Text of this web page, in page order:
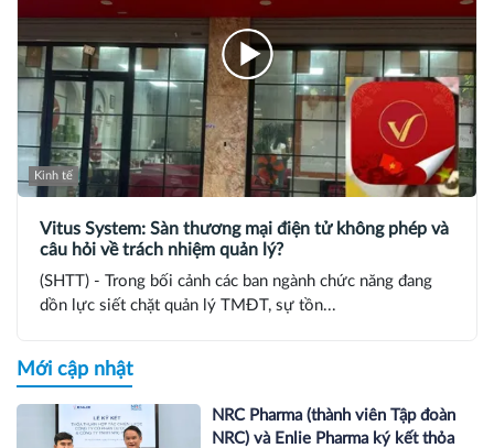
Kinh tế
Vitus System: Sàn thương mại điện tử không phép và
câu hỏi về trách nhiệm quản lý?
(SHTT) - Trong bối cảnh các ban ngành chức năng đang
dồn lực siết chặt quản lý TMĐT, sự tồn...
Mới cập nhật
NRC Pharma (thành viên Tập đoàn
NRC) và Enlie Pharma ký kết thỏa